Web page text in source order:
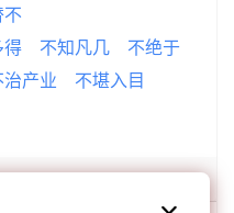
得 不知凡几
不绝于
治产业 不堪入目